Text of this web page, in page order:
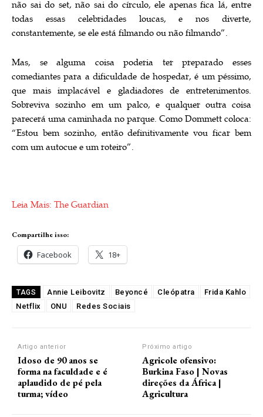
não sai do set, não sai do círculo, ele apenas fica lá, entre
todas essas celebridades loucas, e nos diverte,
constantemente, se ele está filmando ou não filmando”.
Mas, se alguma coisa poderia ter preparado esses
comediantes para a dificuldade de hospedar, é um péssimo,
que mais implacável e gladiadores de entretenimentos.
Sobreviva sozinho em um palco, e qualquer outra coisa
parecerá uma caminhada no parque. Como Dommett coloca:
“Estou bem sozinho, então definitivamente vou ficar bem
com um autocue e um roteiro”.
Leia Mais: The Guardian
Compartilhe isso:
Facebook 18+
TAGS Annie Leibovitz Beyoncé Cleópatra
Frida Kahlo
Netflix
ONU Redes Sociais
Artigo anterior
Idoso de 90 anos se
forma na faculdade e é
aplaudido de pé pela
turma; vídeo
Próximo artigo
Agricole ofensivo:
Burkina Faso | Novas
direções da África |
Agricultura